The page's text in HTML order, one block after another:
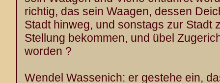
richtig, das sein Waagen, dessen
Stadt hinweg, und sonstags zur Stadt
Stellung bekommen, und übel
worden ?
Wendel Wassenich: er gestehe ein,